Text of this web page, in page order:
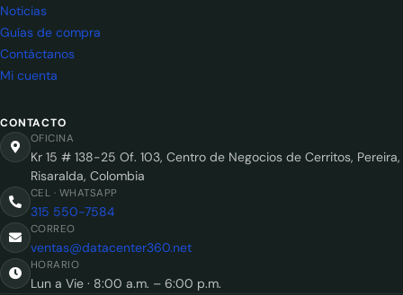
Noticias
Guías de compra
Contáctanos
Mi cuenta
CONTACTO
OFICINA
Kr 15 # 138-25 Of. 103, Centro de Negocios de Cerritos, Pereira,
Risaralda, Colombia
CEL · WHATSAPP
315 550-7584
CORREO
ventas@datacenter360.net
HORARIO
Lun a Vie · 8:00 a.m. – 6:00 p.m.